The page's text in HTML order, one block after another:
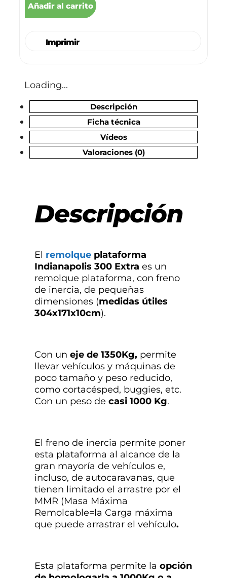
Añadir al carrito
Imprimir
Loading...
Descripción
Ficha técnica
Vídeos
Valoraciones (0)
Descripción
El remolque plataforma
Indianapolis 300 Extra es un
remolque plataforma, con freno
de inercia, de pequeñas
dimensiones (medidas útiles
304x171x10cm).
Con un eje de 1350Kg, permite
llevar vehículos y máquinas de
poco tamaño y peso reducido,
como cortacésped, buggies, etc.
Con un peso de casi 1000 Kg.
El freno de inercia permite poner
esta plataforma al alcance de la
gran mayoría de vehículos e,
incluso, de autocaravanas, que
tienen limitado el arrastre por el
MMR (Masa Máxima
Remolcable=la Carga máxima
que puede arrastrar el vehículo.
Esta plataforma permite la opción